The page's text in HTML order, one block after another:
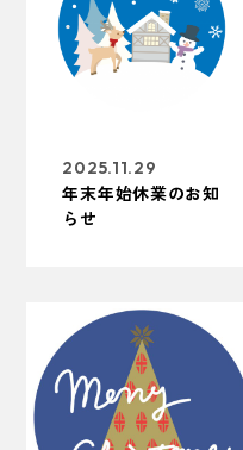
2025.11.29
年末年始休業のお知
らせ